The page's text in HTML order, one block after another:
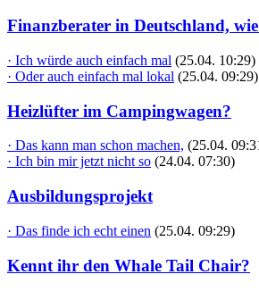
Finanzberater in Deutschland,
· Ich würde auch einfach mal (25.04. 10:29)
· Oder auch einfach mal lokal (25.04. 09:29)
Heizlüfter im Campingwagen?
· Das kann man schon machen, (25.04.
· Ich bin mir jetzt nicht so (24.04. 07:30)
Ausbildungsprojekt
· Das finde ich echt einen (25.04. 09:29)
Kennt ihr den Whale Tail Chair?